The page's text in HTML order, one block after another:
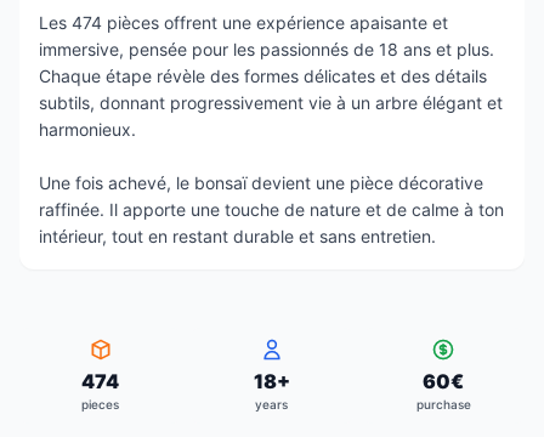
Les 474 pièces offrent une expérience apaisante et
immersive, pensée pour les passionnés de 18 ans et plus.
Chaque étape révèle des formes délicates et des détails
subtils, donnant progressivement vie à un arbre élégant et
harmonieux.
Une fois achevé, le bonsaï devient une pièce décorative
raffinée. Il apporte une touche de nature et de calme à ton
intérieur, tout en restant durable et sans entretien.
474
pieces
18+
years
60€
purchase